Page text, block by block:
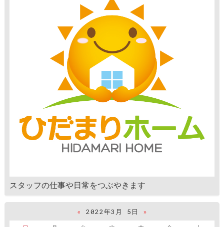
スタッフの仕事や日常をつぶやきます
« 2022年3月 5日
»